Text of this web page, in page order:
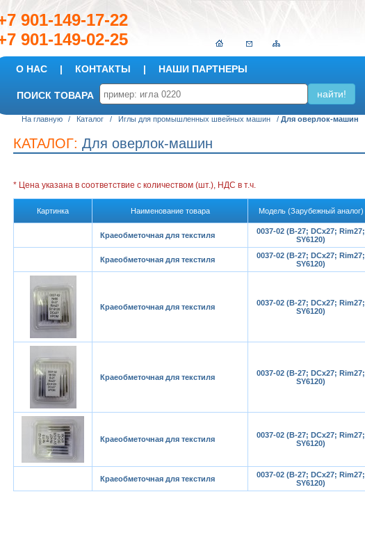
901-149-17-22
901-149-02-25
О НАС | КОНТАКТЫ | НАШИ ПАРТНЕРЫ
ПОИСК ТОВАРА
На главную / Каталог / Иглы для промышленных швейных машин / Для оверлок-машин
КАТАЛОГ: Для оверлок-машин
* Цена указана в соответствие с количеством (шт.), НДС в т.ч.
Картинка Наименование товара Модель (Зарубежный аналог)
Краеобметочная для текстиля
0037-02 (B-27; DCx27; Rim27;
SY6120)
Краеобметочная для текстиля
0037-02 (B-27; DCx27; Rim27;
SY6120)
Краеобметочная для текстиля
0037-02 (B-27; DCx27; Rim27;
SY6120)
Краеобметочная для текстиля
0037-02 (B-27; DCx27; Rim27;
SY6120)
Краеобметочная для текстиля
0037-02 (B-27; DCx27; Rim27;
SY6120)
Краеобметочная для текстиля
0037-02 (B-27; DCx27; Rim27;
SY6120)